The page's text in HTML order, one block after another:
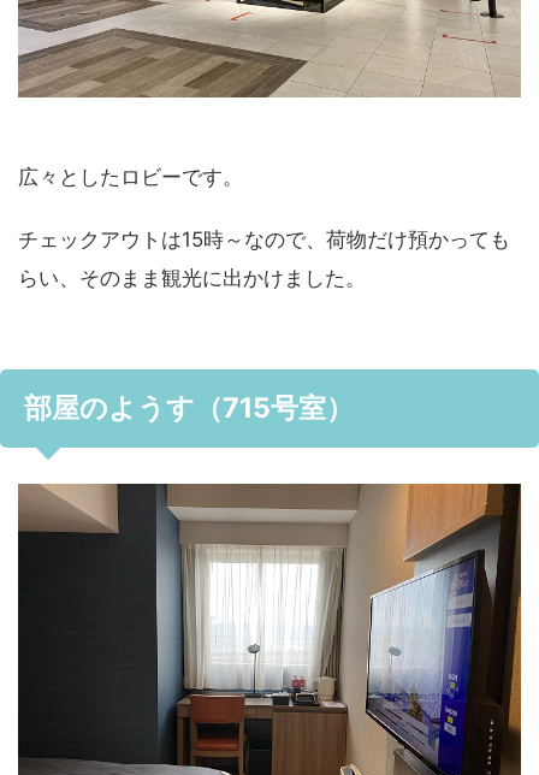
広々としたロビーです。
チェックアウトは15時～なので、荷物だけ預かっても
らい、そのまま観光に出かけました。
部屋のようす（715号室）